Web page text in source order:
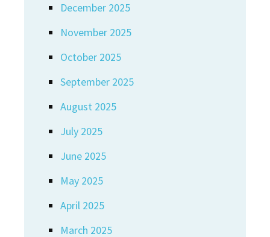
December 2025
November 2025
October 2025
September 2025
August 2025
July 2025
June 2025
May 2025
April 2025
March 2025